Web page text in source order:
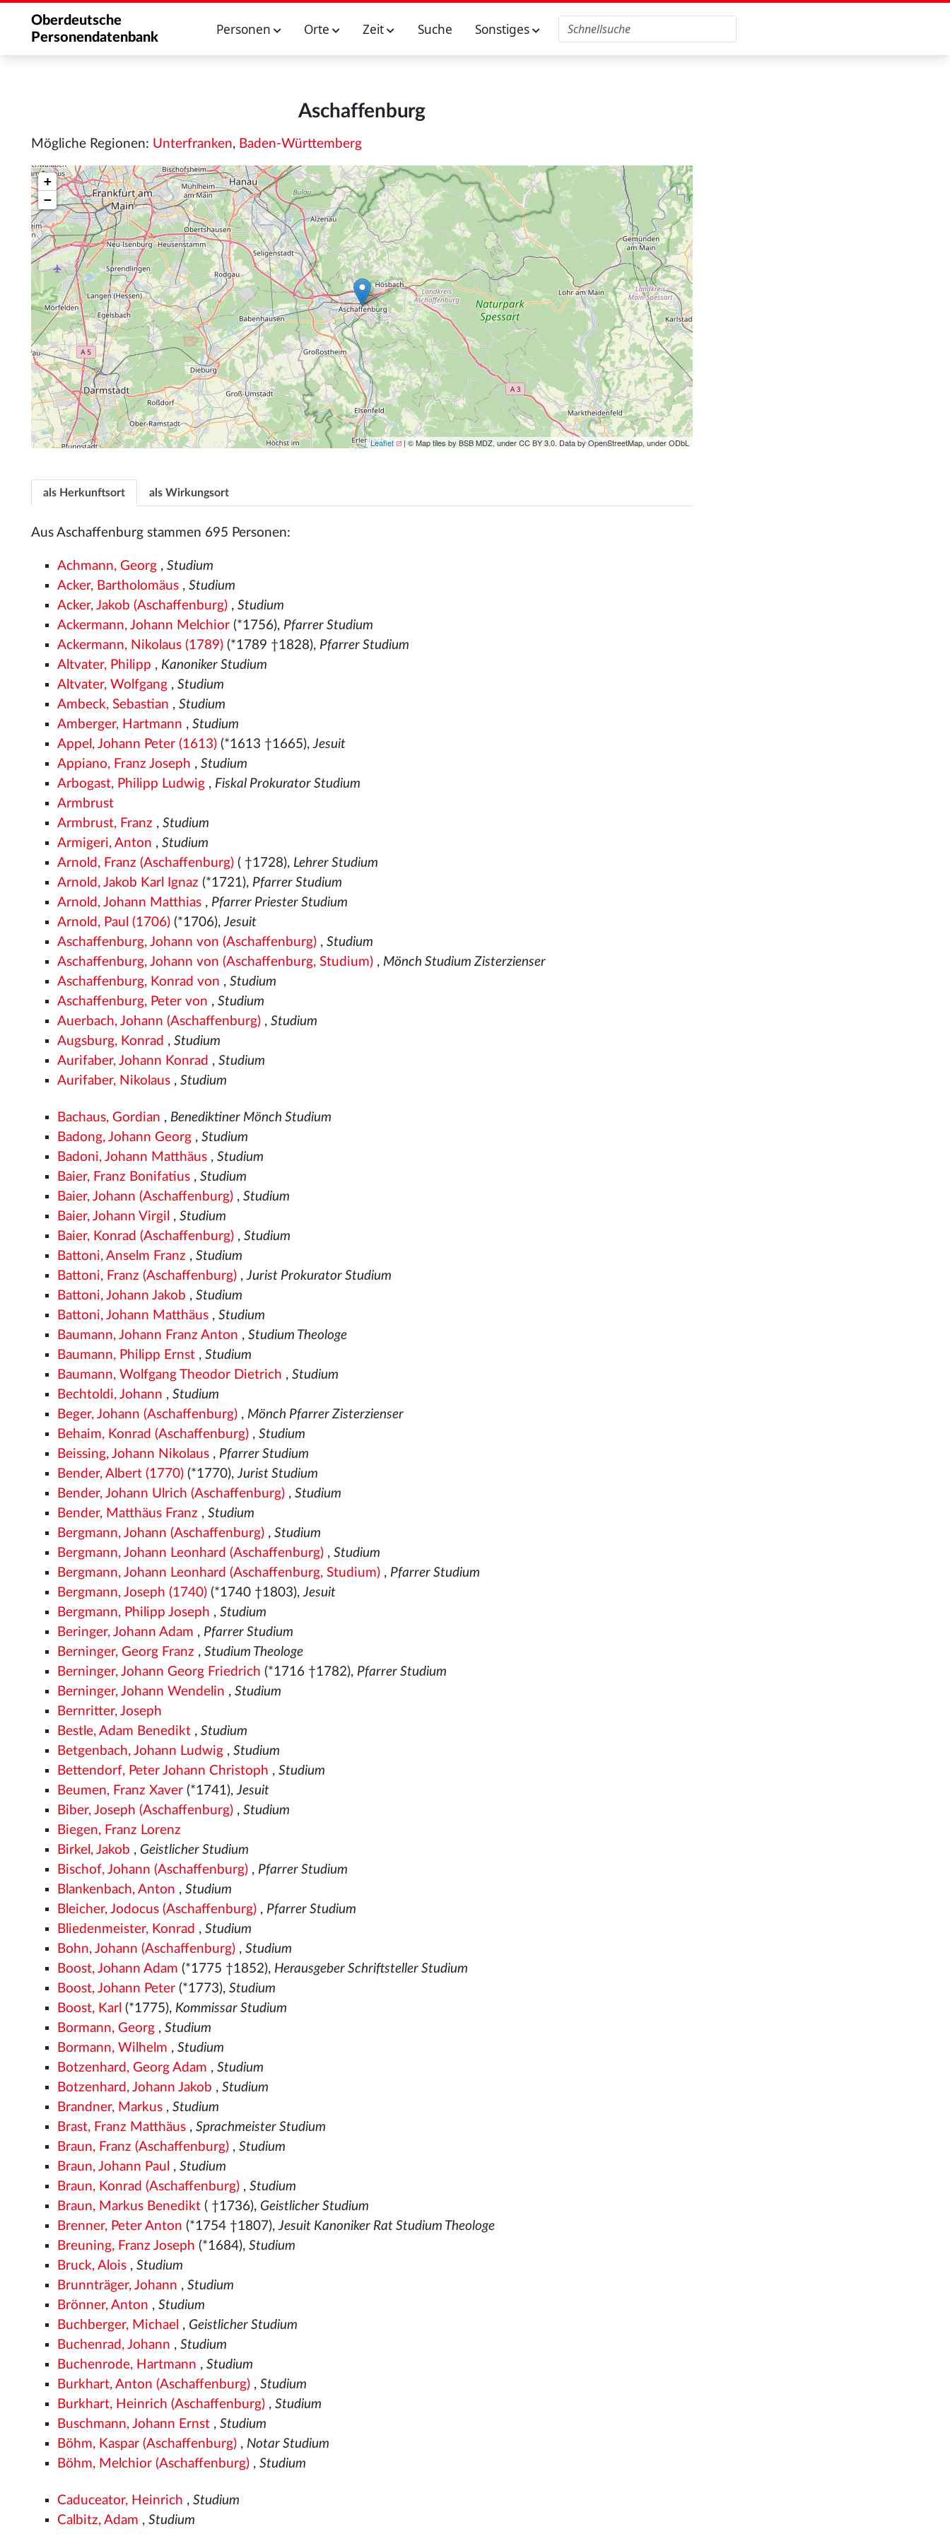
Oberdeutsche
Personendatenbank
Personen Orte Zeit Suche Sonstiges
Aschaffenburg
Mögliche Regionen: Unterfranken, Baden-Württemberg
+
−
Leaflet | © Map tiles by BSB MDZ, under CC BY 3.0. Data by OpenStreetMap, under ODbL
als Herkunftsort als Wirkungsort
Aus Aschaffenburg stammen 695 Personen:
Achmann, Georg ,Studium
Acker, Bartholomäus ,Studium
Acker, Jakob (Aschaffenburg) ,Studium
Ackermann, Johann Melchior (*1756), Pfarrer Studium
Ackermann, Nikolaus (1789) (*1789 †1828), Pfarrer Studium
Altvater, Philipp , Kanoniker Studium
Altvater, Wolfgang ,Studium
Ambeck, Sebastian ,Studium
Amberger, Hartmann ,Studium
Appel, Johann Peter (1613) (*1613 †1665),Jesuit
Appiano, Franz Joseph ,Studium
Arbogast, Philipp Ludwig , Fiskal Prokurator Studium
Armbrust
Armbrust, Franz ,Studium
Armigeri, Anton ,Studium
Arnold, Franz (Aschaffenburg) ( †1728), Lehrer Studium
Arnold, Jakob Karl Ignaz (*1721), Pfarrer Studium
Arnold, Johann Matthias , Pfarrer Priester Studium
Arnold, Paul (1706) (*1706),Jesuit
Aschaffenburg, Johann von (Aschaffenburg) ,Studium
Aschaffenburg, Johann von (Aschaffenburg, Studium) , Mönch Studium Zisterzienser
Aschaffenburg, Konrad von ,Studium
Aschaffenburg, Peter von ,Studium
Auerbach, Johann (Aschaffenburg) ,Studium
Augsburg, Konrad ,Studium
Aurifaber, Johann Konrad ,Studium
Aurifaber, Nikolaus ,Studium
Bachaus, Gordian , Benediktiner Mönch Studium
Badong, Johann Georg ,Studium
Badoni, Johann Matthäus ,Studium
Baier, Franz Bonifatius ,Studium
Baier, Johann (Aschaffenburg) ,Studium
Baier, Johann Virgil ,Studium
Baier, Konrad (Aschaffenburg) ,Studium
Battoni, Anselm Franz ,Studium
Battoni, Franz (Aschaffenburg) ,Jurist Prokurator Studium
Battoni, Johann Jakob ,Studium
Battoni, Johann Matthäus ,Studium
Baumann, Johann Franz Anton ,Studium Theologe
Baumann, Philipp Ernst ,Studium
Baumann, Wolfgang Theodor Dietrich ,Studium
Bechtoldi, Johann ,Studium
Beger, Johann (Aschaffenburg) , Mönch Pfarrer Zisterzienser
Behaim, Konrad (Aschaffenburg) ,Studium
Beissing, Johann Nikolaus , Pfarrer Studium
Bender, Albert (1770) (*1770),Jurist Studium
Bender, Johann Ulrich (Aschaffenburg) ,Studium
Bender, Matthäus Franz ,Studium
Bergmann, Johann (Aschaffenburg) ,Studium
Bergmann, Johann Leonhard (Aschaffenburg) ,Studium
Bergmann, Johann Leonhard (Aschaffenburg, Studium) , Pfarrer Studium
Bergmann, Joseph (1740) (*1740 †1803),Jesuit
Bergmann, Philipp Joseph ,Studium
Beringer, Johann Adam , Pfarrer Studium
Berninger, Georg Franz ,Studium Theologe
Berninger, Johann Georg Friedrich (*1716 †1782), Pfarrer Studium
Berninger, Johann Wendelin ,Studium
Bernritter, Joseph
Bestle, Adam Benedikt ,Studium
Betgenbach, Johann Ludwig ,Studium
Bettendorf, Peter Johann Christoph ,Studium
Beumen, Franz Xaver (*1741),Jesuit
Biber, Joseph (Aschaffenburg) ,Studium
Biegen, Franz Lorenz
Birkel, Jakob , Geistlicher Studium
Bischof, Johann (Aschaffenburg) , Pfarrer Studium
Blankenbach, Anton ,Studium
Bleicher, Jodocus (Aschaffenburg) , Pfarrer Studium
Bliedenmeister, Konrad ,Studium
Bohn, Johann (Aschaffenburg) ,Studium
Boost, Johann Adam (*1775 †1852), Herausgeber Schriftsteller Studium
Boost, Johann Peter (*1773),Studium
Boost, Karl (*1775), Kommissar Studium
Bormann, Georg ,Studium
Bormann, Wilhelm ,Studium
Botzenhard, Georg Adam ,Studium
Botzenhard, Johann Jakob ,Studium
Brandner, Markus ,Studium
Brast, Franz Matthäus ,Sprachmeister Studium
Braun, Franz (Aschaffenburg) ,Studium
Braun, Johann Paul ,Studium
Braun, Konrad (Aschaffenburg) ,Studium
Braun, Markus Benedikt ( †1736), Geistlicher Studium
Brenner, Peter Anton (*1754 †1807),Jesuit Kanoniker Rat Studium Theologe
Breuning, Franz Joseph (*1684),Studium
Bruck, Alois ,Studium
Brunnträger, Johann ,Studium
Brönner, Anton ,Studium
Buchberger, Michael , Geistlicher Studium
Buchenrad, Johann ,Studium
Buchenrode, Hartmann ,Studium
Burkhart, Anton (Aschaffenburg) ,Studium
Burkhart, Heinrich (Aschaffenburg) ,Studium
Buschmann, Johann Ernst ,Studium
Böhm, Kaspar (Aschaffenburg) , Notar Studium
Böhm, Melchior (Aschaffenburg) ,Studium
Caduceator, Heinrich ,Studium
Calbitz, Adam ,Studium